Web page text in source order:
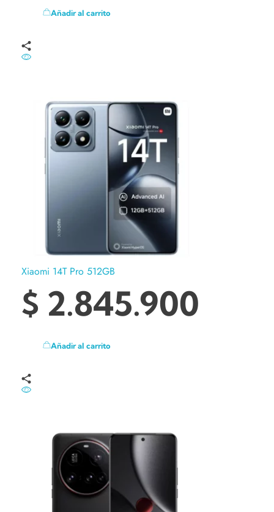
Añadir al carrito
Xiaomi 14T Pro 512GB
$ 2.845.900
Añadir al carrito